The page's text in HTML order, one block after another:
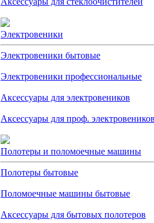
Электровеники
Электровеники бытовые
Электровеники профессиональные
Аксессуары для электровеников
Аксессуары для проф.
Полотеры и поломоечные машины
Полотеры бытовые
Поломоечные машины бытовые
Аксессуары для бытовых полотеров